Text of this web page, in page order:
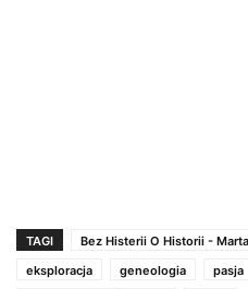
TAGI Bez Histerii O Historii -
eksploracja
geneologia pasja